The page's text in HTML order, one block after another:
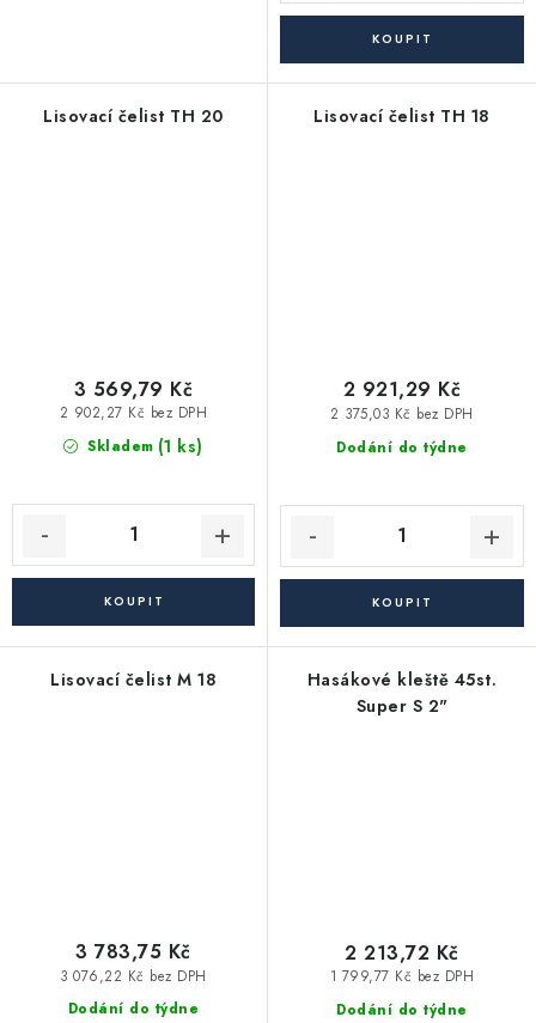
Lisovací čelist TH 20
Skladem (1 ks)
2 902,27 Kč bez DPH
3 569,79 Kč
Lisovací čelist TH 18
Dodání do týdne
2 375,03 Kč bez DPH
2 921,29 Kč
Lisovací čelist M 18
Dodání do týdne
3 076,22 Kč bez DPH
3 783,75 Kč
Hasákové kleště 45st.
Super S 2"
Dodání do týdne
1 799,77 Kč bez DPH
2 213,72 Kč